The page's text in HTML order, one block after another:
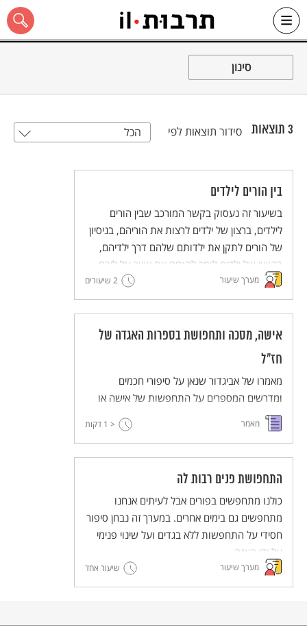
Skip
כל האתר
סינון
3 תוצאות סידור תוצאות לפי הכל
בין הורים לילדים
בשיעור זה נעסוק בקשר המורכב שבין הורים
לילדים, ברצון של ילדים לרצות את הוריהם, בניסיון
של הורים לתקן את ילדותם שלהם דרך ילדיהם,
בקושי של ילדים לומר להורים את אשר על ליבם,
בקושי של הורים לקרוא את אשר בלבם של
ילדיהם.
מערך שיעור 2 שיעורים
אישה, מסכה ותחפושת בספרות האגדה של
חז"ל
מאמרו של אביגדור שנאן על סיפורי חכמים
ומדרשים המספרים על התחפשות של אישה או
לאישה. המשותף לכל הסיפורים הללו הוא
שהתחפושת היא נשקו של החלש.
מאמר < 1 דקות
התחפושת פנים רבות לה
כולנו מתחפשים בפורים אבל לעיתים אנחנו
מתחפשים גם בימים אחרים. במערך זה נבחן סיפור
חסידי על התחפשות ללא בגדים ועל שינוי פנימי
על ידי הצגה.
מערך שיעור שיעור אחד